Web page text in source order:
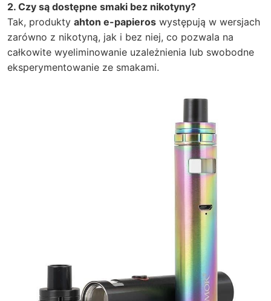
2. Czy są dostępne smaki bez nikotyny?
Tak, produkty ahton e-papieros występują w wersjach
zarówno z nikotyną, jak i bez niej, co pozwala na
całkowite wyeliminowanie uzależnienia lub swobodne
eksperymentowanie ze smakami.